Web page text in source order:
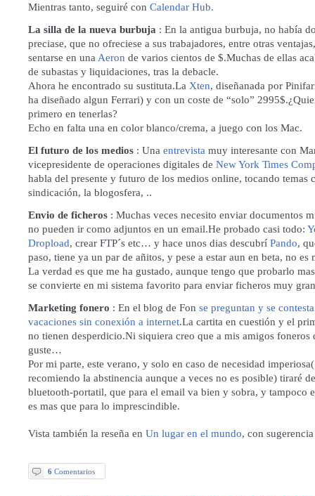
Mientras tanto, seguiré con Calendar Hub.
La silla de la nueva burbuja : En la antigua burbuja, no había
preciase, que no ofreciese a sus trabajadores, entre otras
sentarse en una Aeron de varios cientos de $.Muchas de ellas
de subastas y liquidaciones, tras la debacle.
Ahora he encontrado su sustituta.La Xten, diseñanada por
ha diseñado algun Ferrari) y con un coste de “solo”
primero en tenerlas?
Echo en falta una en color blanco/crema, a juego con los Mac.
El futuro de los medios : Una entrevista muy interesante con
vicepresidente de operaciones digitales de New York Times
habla del presente y futuro de los medios online, tocando temas
sindicación, la blogosfera, ..
Envio de ficheros : Muchas veces necesito enviar documentos
no pueden ir como adjuntos en un email.He probado casi todo:
Dropload, crear FTP´s etc… y hace unos dias descubrí Pando,
paso, tiene ya un par de añitos, y pese a estar aun en beta, no es
La verdad es que me ha gustado, aunque tengo que probarlo
se convierte en mi sistema favorito para enviar ficheros muy
Marketing fonero : En el blog de Fon se preguntan y se
vacaciones sin conexión a internet.La cartita en cuestión y el
no tienen desperdicio.Ni siquiera creo que a mis amigos foneros
guste…
Por mi parte, este verano, y solo en caso de necesidad
recomiendo la abstinencia aunque a veces no es posible) tiraré
bluetooth-portatil, que para el email va bien y sobra, y tampoco
es mas que para lo imprescindible.
Vista también la reseña en Un lugar en el mundo, con
6 Comentarios